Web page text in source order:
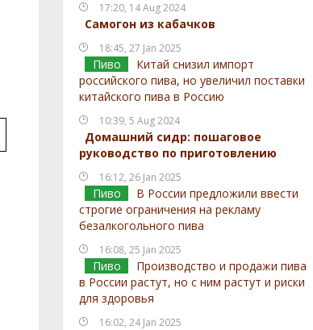
17:20, 14 Aug 2024
Самогон из кабачков
18:45, 27 Jan 2025
Пиво
Китай снизил импорт
российского пива, но увеличил поставки
китайского пива в Россию
10:39, 5 Aug 2024
Домашний сидр: пошаговое
руководство по приготовлению
16:12, 26 Jan 2025
Пиво
В России предложили ввести
строгие ограничения на рекламу
безалкогольного пива
16:08, 25 Jan 2025
Пиво
Производство и продажи пива
в России растут, но с ним растут и риски
для здоровья
16:02, 24 Jan 2025